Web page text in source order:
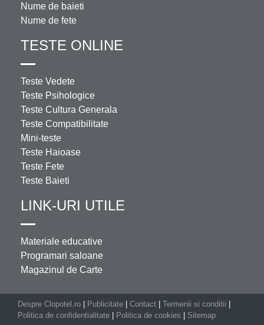
Nume de baieti
Nume de fete
TESTE ONLINE
Teste Vedete
Teste Psihologice
Teste Cultura Generala
Teste Compatibilitate
Mini-teste
Teste Haioase
Teste Fete
Teste Baieti
LINK-URI UTILE
Materiale educative
Programari saloane
Magazinul de Carte
Despre Clopotel.ro Publicitate Contact Termenii si conditii
Politica de confidentialitate
Politica de cookies Sitemap